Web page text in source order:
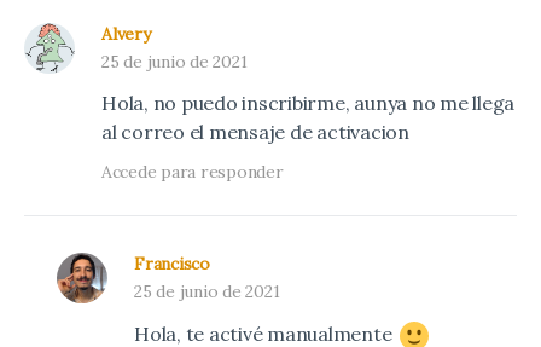
Alvery
25 de junio de 2021
Hola, no puedo inscribirme, aunya no me llega
al correo el mensaje de activacion
Accede para responder
Francisco
25 de junio de 2021
Hola, te activé manualmente